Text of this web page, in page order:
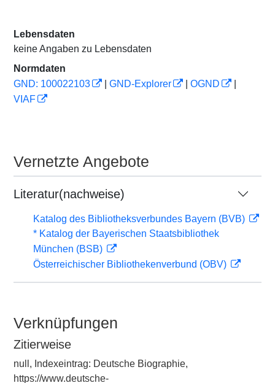
Lebensdaten
keine Angaben zu Lebensdaten
Normdaten
GND: 100022103
GND-Explorer OGND
VIAF
Vernetzte Angebote
Literatur(nachweise)
Katalog des Bibliotheksverbundes Bayern (BVB)
* Katalog der Bayerischen Staatsbibliothek
München (BSB)
Österreichischer Bibliothekenverbund (OBV)
Verknüpfungen
Zitierweise
null, Indexeintrag: Deutsche Biographie,
https://www.deutsche-